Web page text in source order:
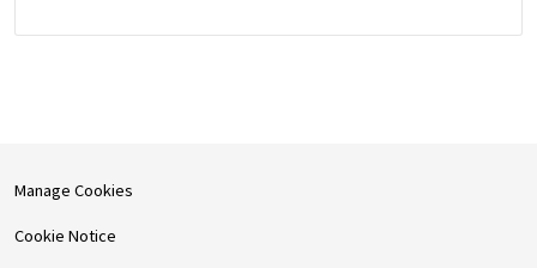
Manage Cookies
Cookie Notice